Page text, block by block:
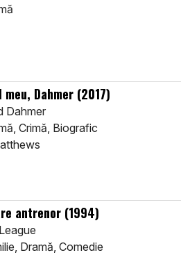
Dahmer (2017)
Dahmer
Crimă, Biografic
antrenor (1994)
Dramă, Comedie